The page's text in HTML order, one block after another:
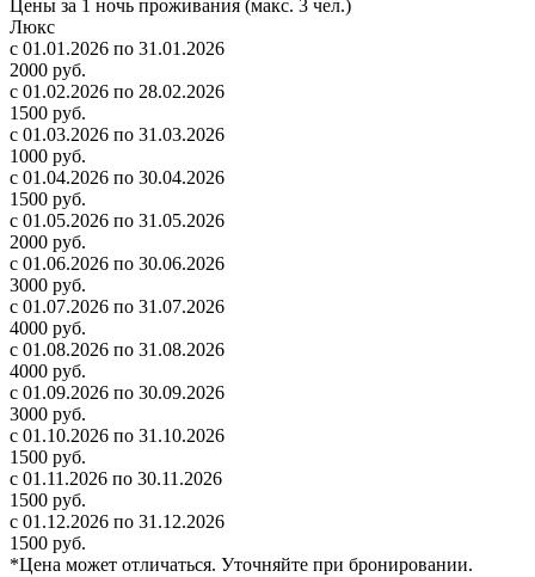
Цены за 1 ночь проживания (макс. 3 чел.)
Люкс
с 01.01.2026 по 31.01.2026
2000 руб.
с 01.02.2026 по 28.02.2026
1500 руб.
с 01.03.2026 по 31.03.2026
1000 руб.
с 01.04.2026 по 30.04.2026
1500 руб.
с 01.05.2026 по 31.05.2026
2000 руб.
с 01.06.2026 по 30.06.2026
3000 руб.
с 01.07.2026 по 31.07.2026
4000 руб.
с 01.08.2026 по 31.08.2026
4000 руб.
с 01.09.2026 по 30.09.2026
3000 руб.
с 01.10.2026 по 31.10.2026
1500 руб.
с 01.11.2026 по 30.11.2026
1500 руб.
с 01.12.2026 по 31.12.2026
1500 руб.
*Цена может отличаться. Уточняйте при бронировании.